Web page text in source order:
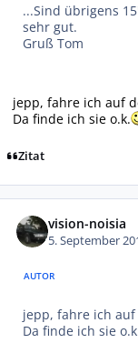
...Sind übrigens
sehr gut.
Gruß Tom
jepp, fahre ich auf
Da finde ich sie o.k.
Zitat
vision-noisia
5. September
AUTOR
jepp, fahre ich auf
Da finde ich sie